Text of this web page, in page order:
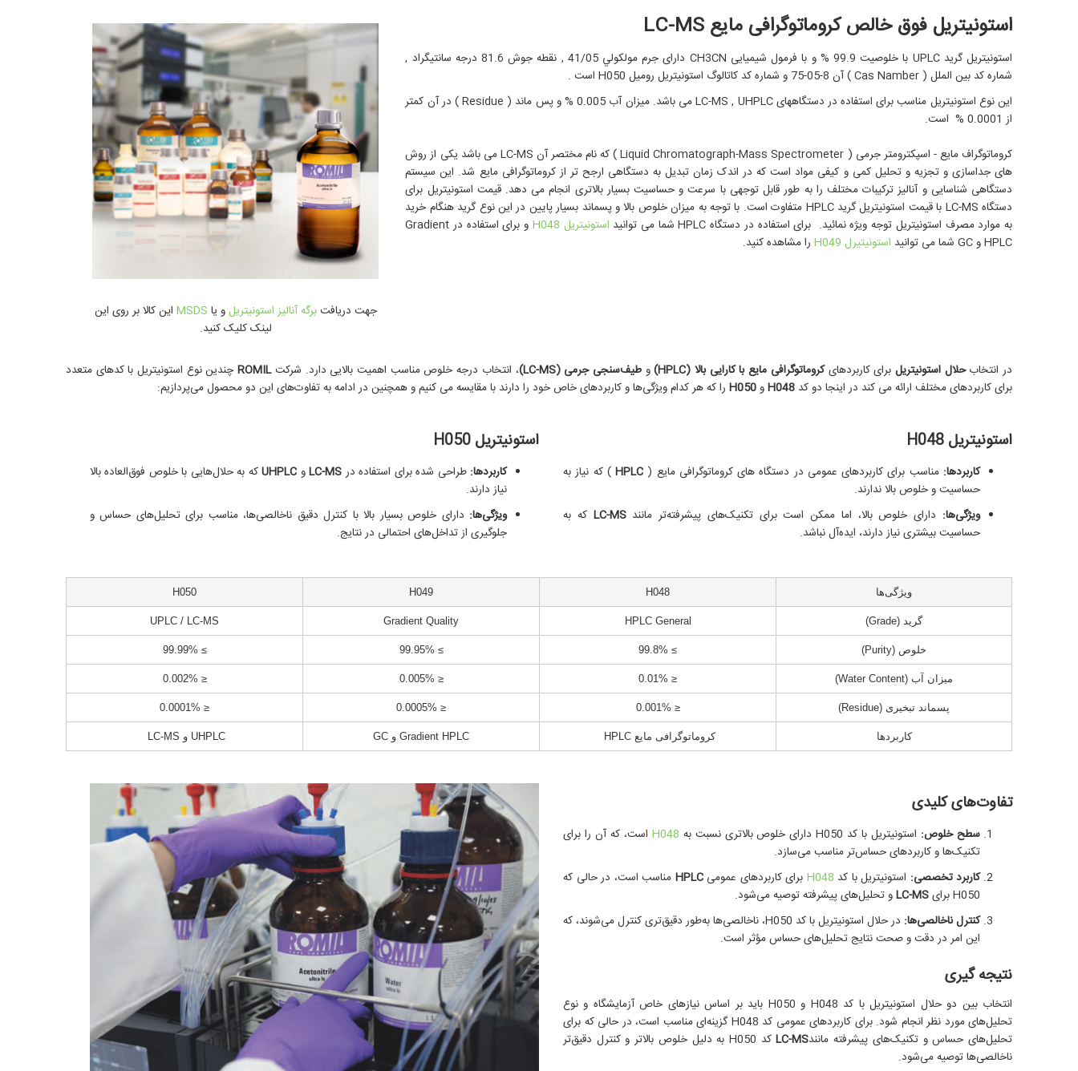
استونیتریل فوق خالص کروماتوگرافی مایع LC-MS
استونیتریل گرید UPLC با خلوصیت 99.9 % و با فرمول شیمیایی CH3CN دارای جرم مولکولي 41/05 , نقطه جوش 81.6 درجه سانتیگراد ,
شماره کد بين الملل ( Cas Namber ) آن 8-05-75 و شماره کد کاتالوگ استونیتریل رومیل H050 است .
این نوع استونیتریل مناسب برای استفاده در دستگاههای LC-MS , UHPLC می باشد. میزان آب 0.005 % و پس ماند ( Residue ) در آن کمتر
از 0.0001 % است.
کروماتوگراف مایع - اسپکترومتر جرمی ( Liquid Chromatograph-Mass Spectrometer ) که نام مختصر آن LC-MS می باشد یکی از روش
های جداسازی و تجزیه و تحلیل کمی و کیفی مواد است که در اندک زمان تبدیل به دستگاهی ارجح تر از کروماتوگرافی مایع شد. این سیستم
دستگاهی شناسایی و آنالیز ترکیبات مختلف را به طور قابل توجهی با سرعت و حساسیت بسیار بالاتری انجام می دهد. قیمت استونیتریل برای
دستگاه LC-MS با قیمت استونیتریل گرید HPLC متفاوت است. با توجه به میزان خلوص بالا و پسماند بسیار پایین در این نوع گرید هنگام خرید
به موارد مصرف استونیتریل توجه ویژه نمائید. برای استفاده در دستگاه HPLC شما می توانید
استونیتریل H048
و برای استفاده در Gradient
HPLC و GC شما می توانید
استونیتیرل H049 را مشاهده کنید.
جهت دریافتبرگه آنالیز استونیتریلو یا MSDS اين کالا بر روی این
لینک کلیک کنید.
در انتخابحلال استونیتریل برای کاربردهایکروماتوگرافی مایع با کارایی بالا (HPLC) وطیف‌سنجی جرمی (LC-MS) ، انتخاب درجه خلوص مناسب اهمیت بالایی دارد. شرکتROMILچندین نوع استونیتریل با کدهای متعدد
برای کاربردهای مختلف ارائه می کند در اینجا دو کد H048و H050 را که هر کدام ویژگی‌ها و کاربردهای خاص خود را دارند با مقایسه می کنیم و همچنین در ادامه به تفاوت‌های این دو محصول می‌پردازیم:​
استونیتریل H048
کاربردها: مناسب برای کاربردهای عمومی در دستگاه های کروماتوگرافی مایع ( HPLC) که نیاز به
حساسیت و خلوص بالا ندارند.
ویژگی‌ها: دارای خلوص بالا، اما ممکن است برای تکنیک‌های پیشرفته‌تر مانندLC-MS که به
حساسیت بیشتری نیاز دارند، ایده‌آل نباشد.
استونیتریل H050
کاربردها: طراحی شده برای استفاده در LC-MSو UHPLCکه به حلال‌هایی با خلوص فوق‌العاده بالا
نیاز دارند.
ویژگی‌ها: دارای خلوص بسیار بالا با کنترل دقیق ناخالصی‌ها، مناسب برای تحلیل‌های حساس و
جلوگیری از تداخل‌های احتمالی در نتایج.
ویژگی‌ها H048
H049
H050
گرید (Grade) HPLC General
Gradient Quality
UPLC / LC-MS
خلوص (Purity) ≥ 99.8%
≥ 99.95%
≥ 99.99%
میزان آب (Water Content) ≤ 0.01%
≤ 0.005%
≤ 0.002%
پسماند تبخیری (Residue) ≤ 0.001%
≤ 0.0005%
≤ 0.0001%
کاربردها کروماتوگرافی مایع HPLC Gradient HPLC و GC UHPLC و LC-MS
تفاوت‌های کلیدی
سطح خلوص: استونیتریل با کد H050 دارای خلوص بالاتری نسبت به H048 است، که آن را برای
تکنیک‌ها و کاربردهای حساس‌تر مناسب می‌سازد.
کاربرد تخصصی: استونیتریل با کد H048 برای کاربردهای عمومیHPLC مناسب است، در حالی که
H050 برای
LC-MSو تحلیل‌های پیشرفته توصیه می‌شود.
کنترل ناخالصی‌ها:
در حلال استونیتریل با کد H050، ناخالصی‌ها به‌طور دقیق‌تری کنترل می‌شوند، که
این امر در دقت و صحت نتایج تحلیل‌های حساس مؤثر است.
نتیجه گیری
انتخاب بین دو حلال استونیتریل‌ با کد H048 و H050 باید بر اساس نیازهای خاص آزمایشگاه و نوع
تحلیل‌های مورد نظر انجام شود.
برای کاربردهای عمومی کد H048 گزینه‌ای مناسب است، در حالی که برای
تحلیل‌های حساس و تکنیک‌های پیشرفته مانندLC-MS
کد H050 به دلیل خلوص بالاتر و کنترل دقیق‌تر
ناخالصی‌ها توصیه می‌شود.